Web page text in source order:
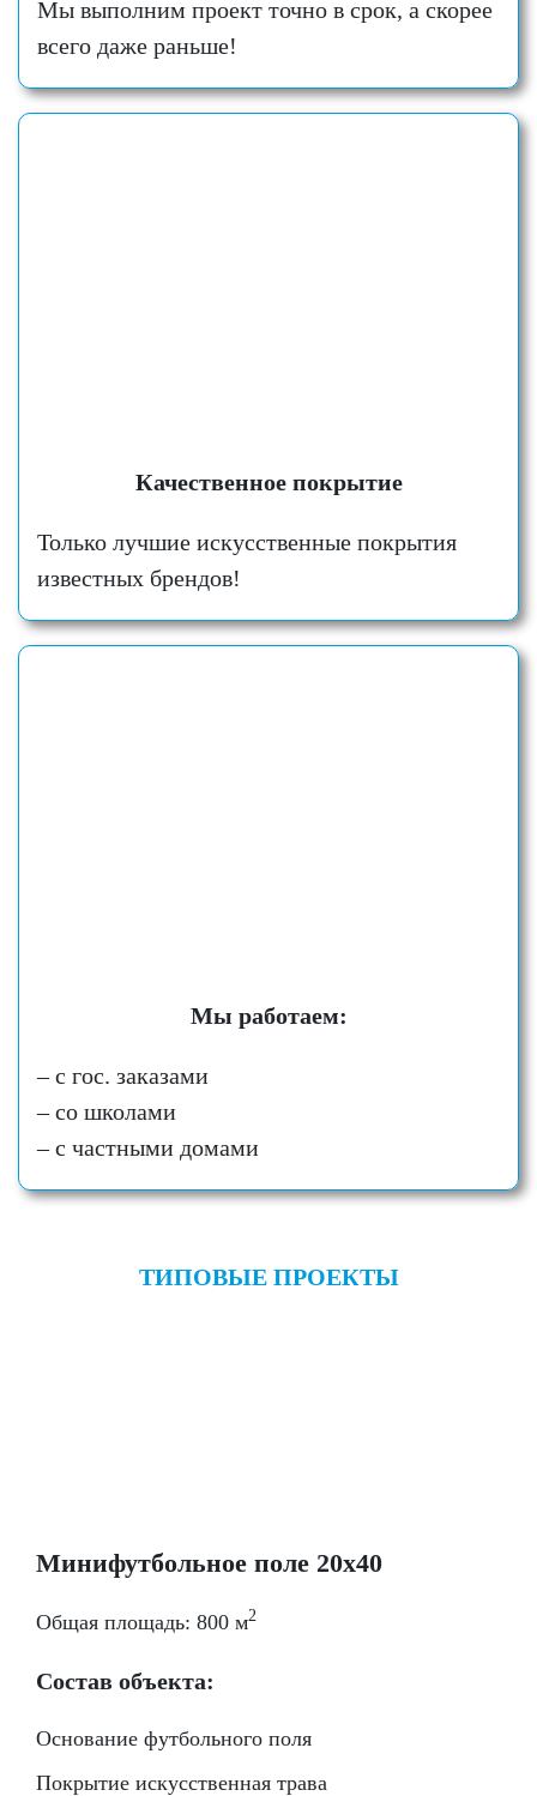
Мы выполним проект точно в срок, а скорее
всего даже раньше!
Качественное покрытие
Только лучшие искусственные покрытия
известных брендов!
Мы работаем:
– с гос. заказами
– со школами
– с частными домами
ТИПОВЫЕ ПРОЕКТЫ
Минифутбольное поле 20х40
Общая площадь: 800 м2
Состав объекта:
Основание футбольного поля
Покрытие искусственная трава